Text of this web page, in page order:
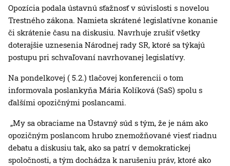
Opozícia podala ústavnú sťažnosť v súvislosti s novelou
Trestného zákona. Namieta skrátené legislatívne konanie
či skrátenie času na diskusiu. Navrhuje zrušiť všetky
doterajšie uznesenia Národnej rady SR, ktoré sa týkajú
postupu pri schvaľovaní navrhovanej legislatívy.
Na pondelkovej ( 5.2.) tlačovej konferencii o tom
informovala poslankyňa Mária Kolíková (SaS) spolu s
ďalšími opozičnými poslancami.
„My sa obraciame na Ústavný súd s tým, že je nám ako
opozičným poslancom hrubo znemožňované viesť riadnu
debatu a diskusiu tak, ako sa patrí v demokratickej
spoločnosti, a tým dochádza k narušeniu práv, ktoré ako